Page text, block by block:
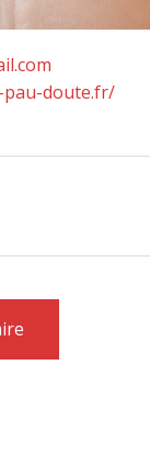
pau-doute.fr/